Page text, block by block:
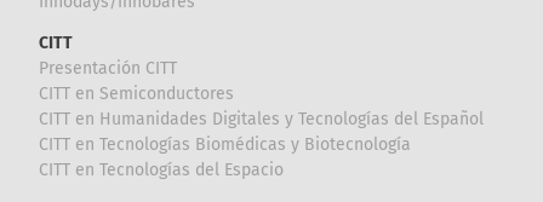
CITT
Presentación CITT
CITT en Semiconductores
CITT en Humanidades Digitales y Tecnologías del Español
CITT en Tecnologías Biomédicas y Biotecnología
CITT en Tecnologías del Espacio